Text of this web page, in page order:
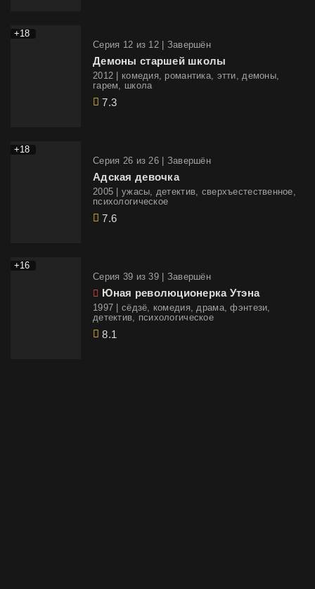
+18
Cерия 12 из 12 | Завершён
Демоны старшей школы
2012 | комедия, романтика, этти, демоны,
гарем, школа
7.3
+18
Cерия 26 из 26 | Завершён
Адская девочка
2005 | ужасы, детектив, сверхъестественное,
психологическое
7.6
+16
Cерия 39 из 39 | Завершён
Юная революционерка Утэна
1997 | сёдзё, комедия, драма, фэнтези,
детектив, психологическое
8.1